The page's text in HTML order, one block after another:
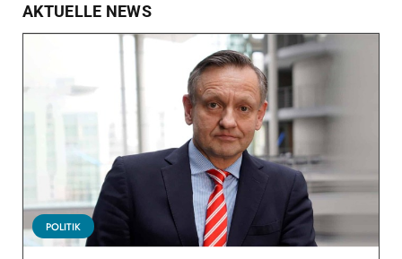
AKTUELLE NEWS
POLITIK